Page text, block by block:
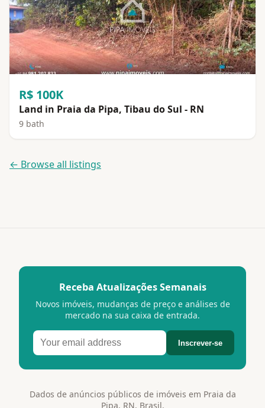
R$ 100K
Land in Praia da Pipa, Tibau do Sul - RN
9 bath
← Browse all listings
Receba Atualizações Semanais
Novos imóveis, mudanças de preço e análises de
mercado na sua caixa de entrada.
Inscrever-se
Dados de anúncios públicos de imóveis em Praia da
Pipa, RN, Brasil.